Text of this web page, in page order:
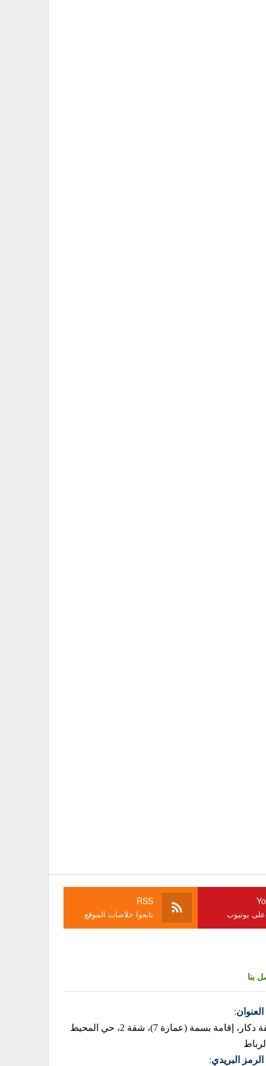
على يوتيوب
RSS
تابعوا خلاصات الموقع
بنا
العنوان:
زنقة دكار، إقامة بسمة (عمارة 7)، شقة 2، حي المحيط
الرمز البريدي: